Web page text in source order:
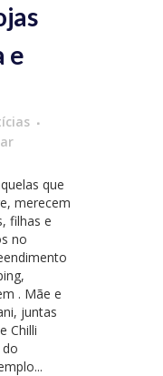
e
que
merecem
filhas e
no
. Mãe e
juntas
Chilli